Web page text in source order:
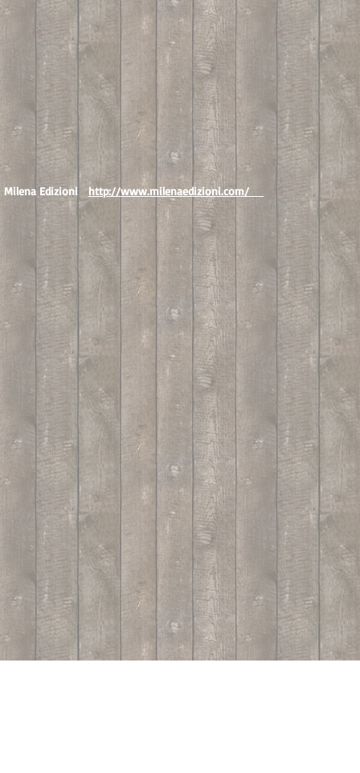
Milena Edizionihttp://www.milenaedizioni.com/